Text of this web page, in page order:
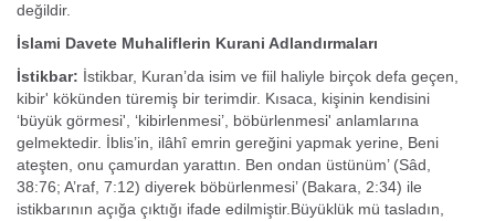
değildir.
İslami Davete Muhaliflerin Kurani Adlandırmaları
İstikbar: İstikbar, Kuran’da isim ve fiil haliyle birçok defa geçen,
kibir' kökünden türemiş bir terimdir. Kısaca, kişinin kendisini
‘büyük görmesi', ‘kibirlenmesi’, böbürlenmesi' anlamlarına
gelmektedir. İblis’in, ilâhî emrin gereğini yapmak yerine, Beni
ateşten, onu çamurdan yarattın. Ben ondan üstünüm’ (Sâd,
38:76; A’raf, 7:12) diyerek böbürlenmesi’ (Bakara, 2:34) ile
istikbarının açığa çıktığı ifade edilmiştir.Büyüklük mü tasladın,